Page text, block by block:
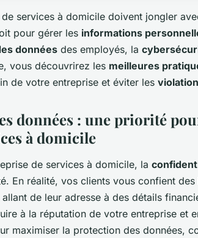
services à domicile doivent jongler
pour gérer les informations
données des employés, la
vous découvrirez les meilleures
de votre entreprise et éviter les
données : une priorité
à domicile
de services à domicile, la
En réalité, vos clients vous confient des
de leur adresse à des détails
à la réputation de votre entreprise et
maximiser la protection des données,